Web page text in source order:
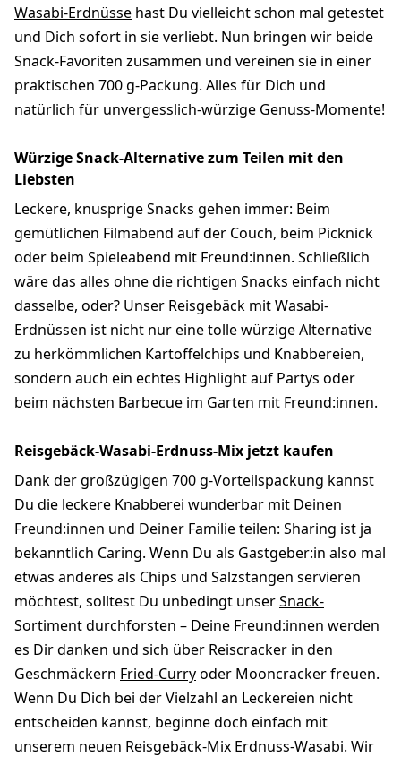
Wasabi-Erdnüsse hast Du vielleicht schon mal getestet
und Dich sofort in sie verliebt. Nun bringen wir beide
Snack-Favoriten zusammen und vereinen sie in einer
praktischen 700 g-Packung. Alles für Dich und
natürlich für unvergesslich-würzige Genuss-Momente!
Würzige Snack-Alternative zum Teilen mit den
Liebsten
Leckere, knusprige Snacks gehen immer: Beim
gemütlichen Filmabend auf der Couch, beim Picknick
oder beim Spieleabend mit Freund:innen. Schließlich
wäre das alles ohne die richtigen Snacks einfach nicht
dasselbe, oder? Unser Reisgebäck mit Wasabi-
Erdnüssen ist nicht nur eine tolle würzige Alternative
zu herkömmlichen Kartoffelchips und Knabbereien,
sondern auch ein echtes Highlight auf Partys oder
beim nächsten Barbecue im Garten mit Freund:innen.
Reisgebäck-Wasabi-Erdnuss-Mix jetzt kaufen
Dank der großzügigen 700 g-Vorteilspackung kannst
Du die leckere Knabberei wunderbar mit Deinen
Freund:innen und Deiner Familie teilen: Sharing ist ja
bekanntlich Caring. Wenn Du als Gastgeber:in also mal
etwas anderes als Chips und Salzstangen servieren
möchtest, solltest Du unbedingt unserSnack-
Sortimentdurchforsten – Deine Freund:innen werden
es Dir danken und sich über Reiscracker in den
Geschmäckern Fried-Curryoder Mooncracker freuen.
Wenn Du Dich bei der Vielzahl an Leckereien nicht
entscheiden kannst, beginne doch einfach mit
unserem neuen Reisgebäck-Mix Erdnuss-Wasabi. Wir